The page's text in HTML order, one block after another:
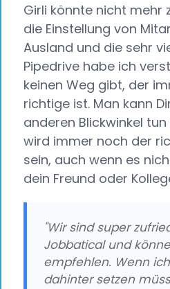
Girli könnte nicht mehr
die Einstellung von
Ausland und die sehr
Pipedrive habe ich
keinen Weg gibt, der
richtige ist. Man kann
anderen Blickwinkel
wird immer noch der
sein, auch wenn es
dein Freund oder
"Wir sind super
Jobbatical und
empfehlen. Wenn
dahinter setzen